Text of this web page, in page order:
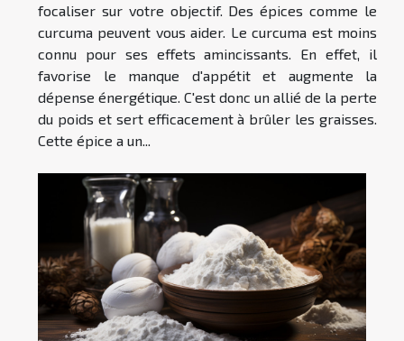
focaliser sur votre objectif. Des épices comme le
curcuma peuvent vous aider. Le curcuma est moins
connu pour ses effets amincissants. En effet, il
favorise le manque d'appétit et augmente la
dépense énergétique. C'est donc un allié de la perte
du poids et sert efficacement à brûler les graisses.
Cette épice a un...